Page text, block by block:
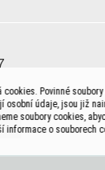
Povinné
osobní údaje, jsou již
soubory cookies,
informace o souborech